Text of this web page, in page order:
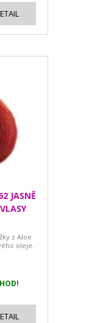
JASNĚ
z Aloe
oleje.